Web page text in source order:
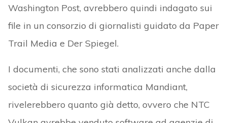
Washington Post, avrebbero quindi indagato sui
file in un consorzio di giornalisti guidato da Paper
Trail Media e Der Spiegel.
I documenti, che sono stati analizzati anche dalla
società di sicurezza informatica Mandiant,
rivelerebbero quanto già detto, ovvero che NTC